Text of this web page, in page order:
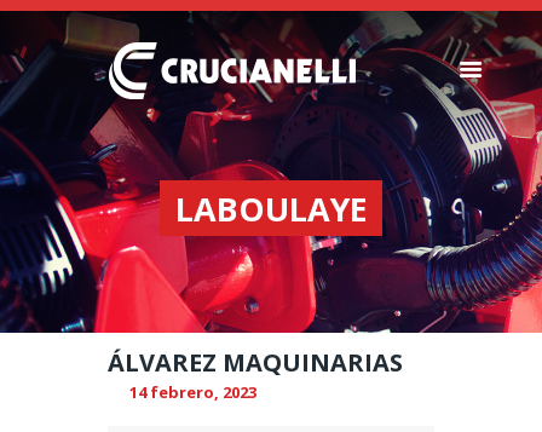
LABOULAYE
SEMBRADORAS
FERTILIZADORAS
INSTITUCIONAL
CONCESIONARIOS
NOVEDADES
RECURSOS
CONTACTO
ÁLVAREZ MAQUINARIAS
14 febrero, 2023